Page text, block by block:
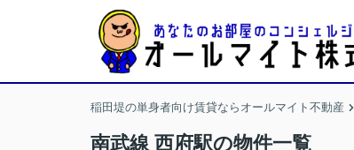
稲田堤の単身者向け賃貸ならオールマイト不動産
南武線 西府駅の物件一覧